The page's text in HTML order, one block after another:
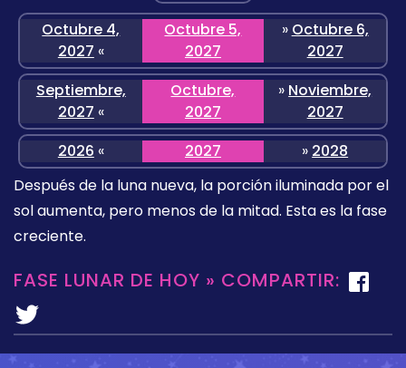
Octubre 4,
2027 «
Octubre 5,
2027
» Octubre 6,
2027
Septiembre,
2027 «
Octubre,
2027
» Noviembre,
2027
2026 « 2027 » 2028
Después de la luna nueva, la porción iluminada por el
sol aumenta, pero menos de la mitad. Esta es la fase
creciente.
FASE LUNAR DE HOY » COMPARTIR: